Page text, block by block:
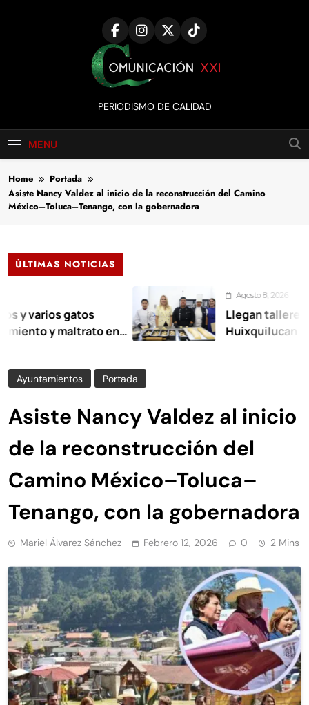
Comunicación
XXI
PERIODISMO DE CALIDAD
MENU
Home
Portada
Asiste Nancy Valdez al inicio de la reconstrucción del Camino
México–Toluca–Tenango, con la gobernadora
ÚLTIMAS NOTICIAS
gatos
y maltrato en
Agosto 8, 2026
Llegan talleres de
Huixquilucan
Ayuntamientos Portada
Asiste Nancy Valdez al inicio
de la reconstrucción del
Camino México–Toluca–
Tenango, con la gobernadora
Mariel Álvarez Sánchez Febrero 12, 2026 0 2 Mins